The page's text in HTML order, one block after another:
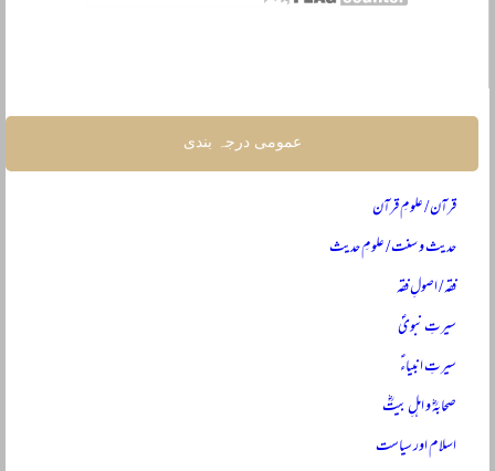
عمومی درجہ بندی
قرآن / علومِ قرآن
حدیث و سنت / علومِ حدیث
فقہ / اصولِ فقہ
سیرتِ نبویؐ
سیرتِ انبیاءؑ
صحابہؓ و اہلِ بیتؓ
اسلام اور سیاست